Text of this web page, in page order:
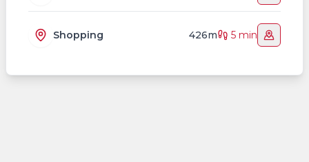
Shopping 426m 5 min